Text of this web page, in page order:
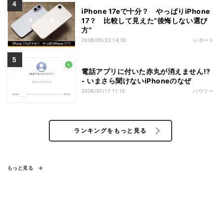
iPhone 17eで十分？ やっぱりiPhone
17？ 比較して見えた“後悔しない選び
方”
2026/05/22 14:00 レポート
電話アプリに付いた赤丸が消えません!?
- いまさら聞けないiPhoneのなぜ
2026/07/17 11:15 ハウツー
ランキングをもっと見る
もっと見る